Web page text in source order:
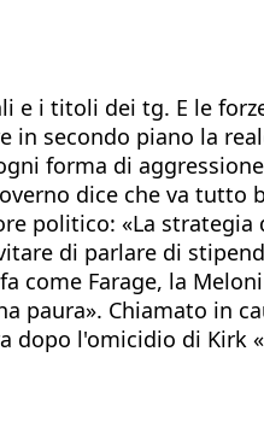
i titoli dei tg. E le
secondo piano la
forma di
dice che va tutto
politico: «La
di parlare di
Farage, la
Chiamato in
l'omicidio di Kirk